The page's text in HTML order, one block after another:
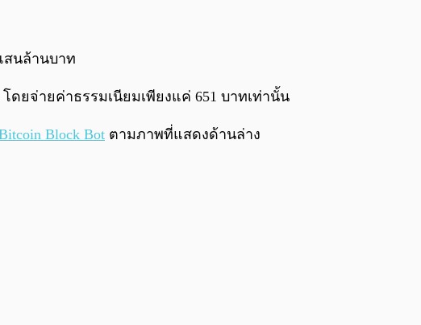
สนล้านบาท
ดยจ่ายค่าธรรมเนียมเพียงแค่ 651 บาทเท่านั้น
Block Bot ตามภาพที่แสดงด้านล่าง